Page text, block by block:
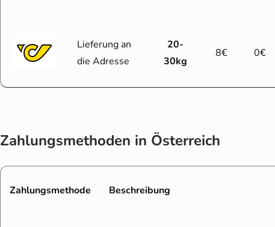
Lieferung an
die Adresse
20-
30kg
8€ 0€
Zahlungsmethoden in Österreich
Zahlungsmethode Beschreibung